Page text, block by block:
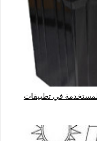
في تطبيقات